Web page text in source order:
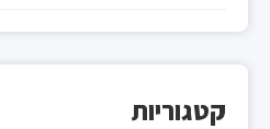
קטגוריות